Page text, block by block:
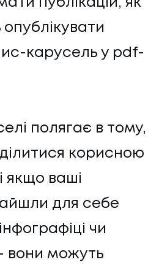
публікацій, як
карусель у pdf-
полягає в тому,
корисною
якщо ваші
для себе
чи
вони можуть
НАМ